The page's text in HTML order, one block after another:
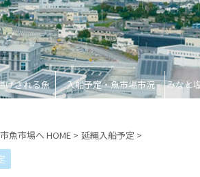
げされる魚 入船予定・魚市場市況 みなと
魚市場へ HOME > 延縄入船予定 >